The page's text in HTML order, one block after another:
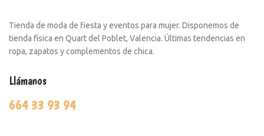
Tienda de moda de fiesta y eventos para mujer. Disponemos de
tienda física en Quart del Poblet, Valencia. Últimas tendencias en
ropa, zapatos y complementos de chica.
Llámanos
664 33 93 94